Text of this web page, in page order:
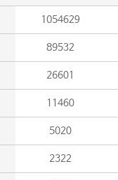
1054629
89532
26601
11460
5020
2322